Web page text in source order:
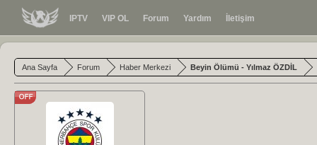
IPTV VIP OL Forum Yardım İletişim
Ana Sayfa Forum Haber Merkezi Beyin Ölümü - Yılmaz ÖZDİL